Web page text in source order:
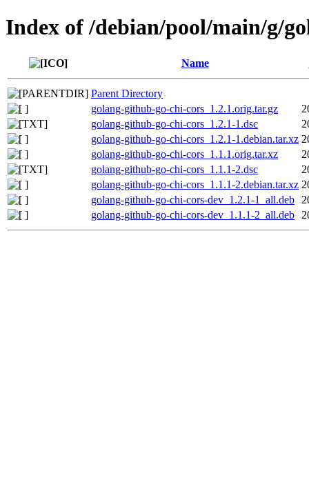
Index of /debian/pool/main/g/
Name
Parent Directory
golang-github-go-chi-cors_1.2.1.orig.tar.gz
golang-github-go-chi-cors_1.2.1-1.dsc
golang-github-go-chi-cors_1.2.1-1.debian.tar.xz
golang-github-go-chi-cors_1.1.1.orig.tar.xz
golang-github-go-chi-cors_1.1.1-2.dsc
golang-github-go-chi-cors_1.1.1-2.debian.tar.xz
golang-github-go-chi-cors-dev_1.2.1-1_all.deb
golang-github-go-chi-cors-dev_1.1.1-2_all.deb